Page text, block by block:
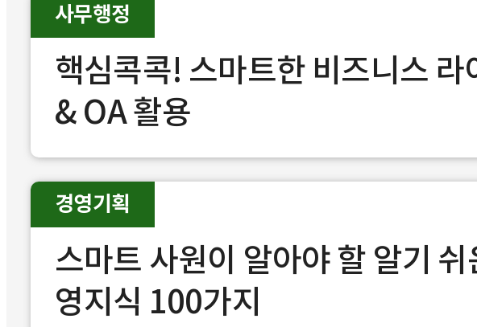
핵심콕콕! 스마트한 비즈니스 라
& OA 활용
사무행정
스마트 사원이 알아야 할 알기 쉬
영지식 100가지
경영기획